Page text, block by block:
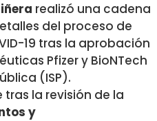
realizó una cadena
del proceso de
19 tras la aprobación
Pfizer y BioNTech
(ISP).
la revisión de la
y